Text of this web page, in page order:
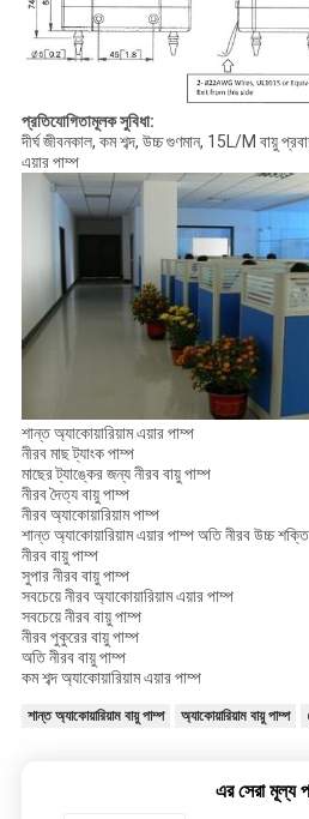
প্রতিযোগিতামূলক সুবিধা:
দীর্ঘ জীবনকাল, কম শব্দ, উচ্চ গুণমান, 15L/M বায়ু
এয়ার পাম্প
শান্ত অ্যাকোয়ারিয়াম এয়ার পাম্প
নীরব মাছ ট্যাংক পাম্প
মাছের ট্যাঙ্কের জন্য নীরব বায়ু পাম্প
নীরব দৈত্য বায়ু পাম্প
নীরব অ্যাকোয়ারিয়াম পাম্প
শান্ত অ্যাকোয়ারিয়াম এয়ার পাম্প অতি নীরব উচ্চ
নীরব বায়ু পাম্প
সুপার নীরব বায়ু পাম্প
সবচেয়ে নীরব অ্যাকোয়ারিয়াম এয়ার পাম্প
সবচেয়ে নীরব বায়ু পাম্প
নীরব পুকুরের বায়ু পাম্প
অতি নীরব বায়ু পাম্প
কম শব্দ অ্যাকোয়ারিয়াম এয়ার পাম্প
শান্ত অ্যাকোয়ারিয়াম বায়ু পাম্প অ্যাকোয়ারিয়াম বায়ু পাম্প
এর সেরা মূল্য